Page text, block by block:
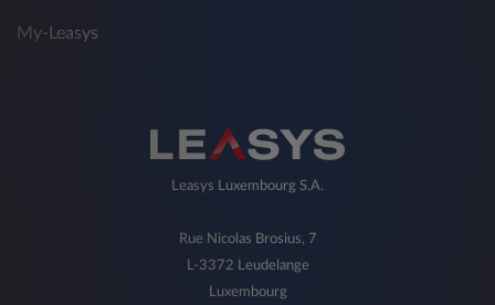
My-Leasys
Leasys Luxembourg S.A.
Rue Nicolas Brosius, 7
L-3372 Leudelange
Luxembourg